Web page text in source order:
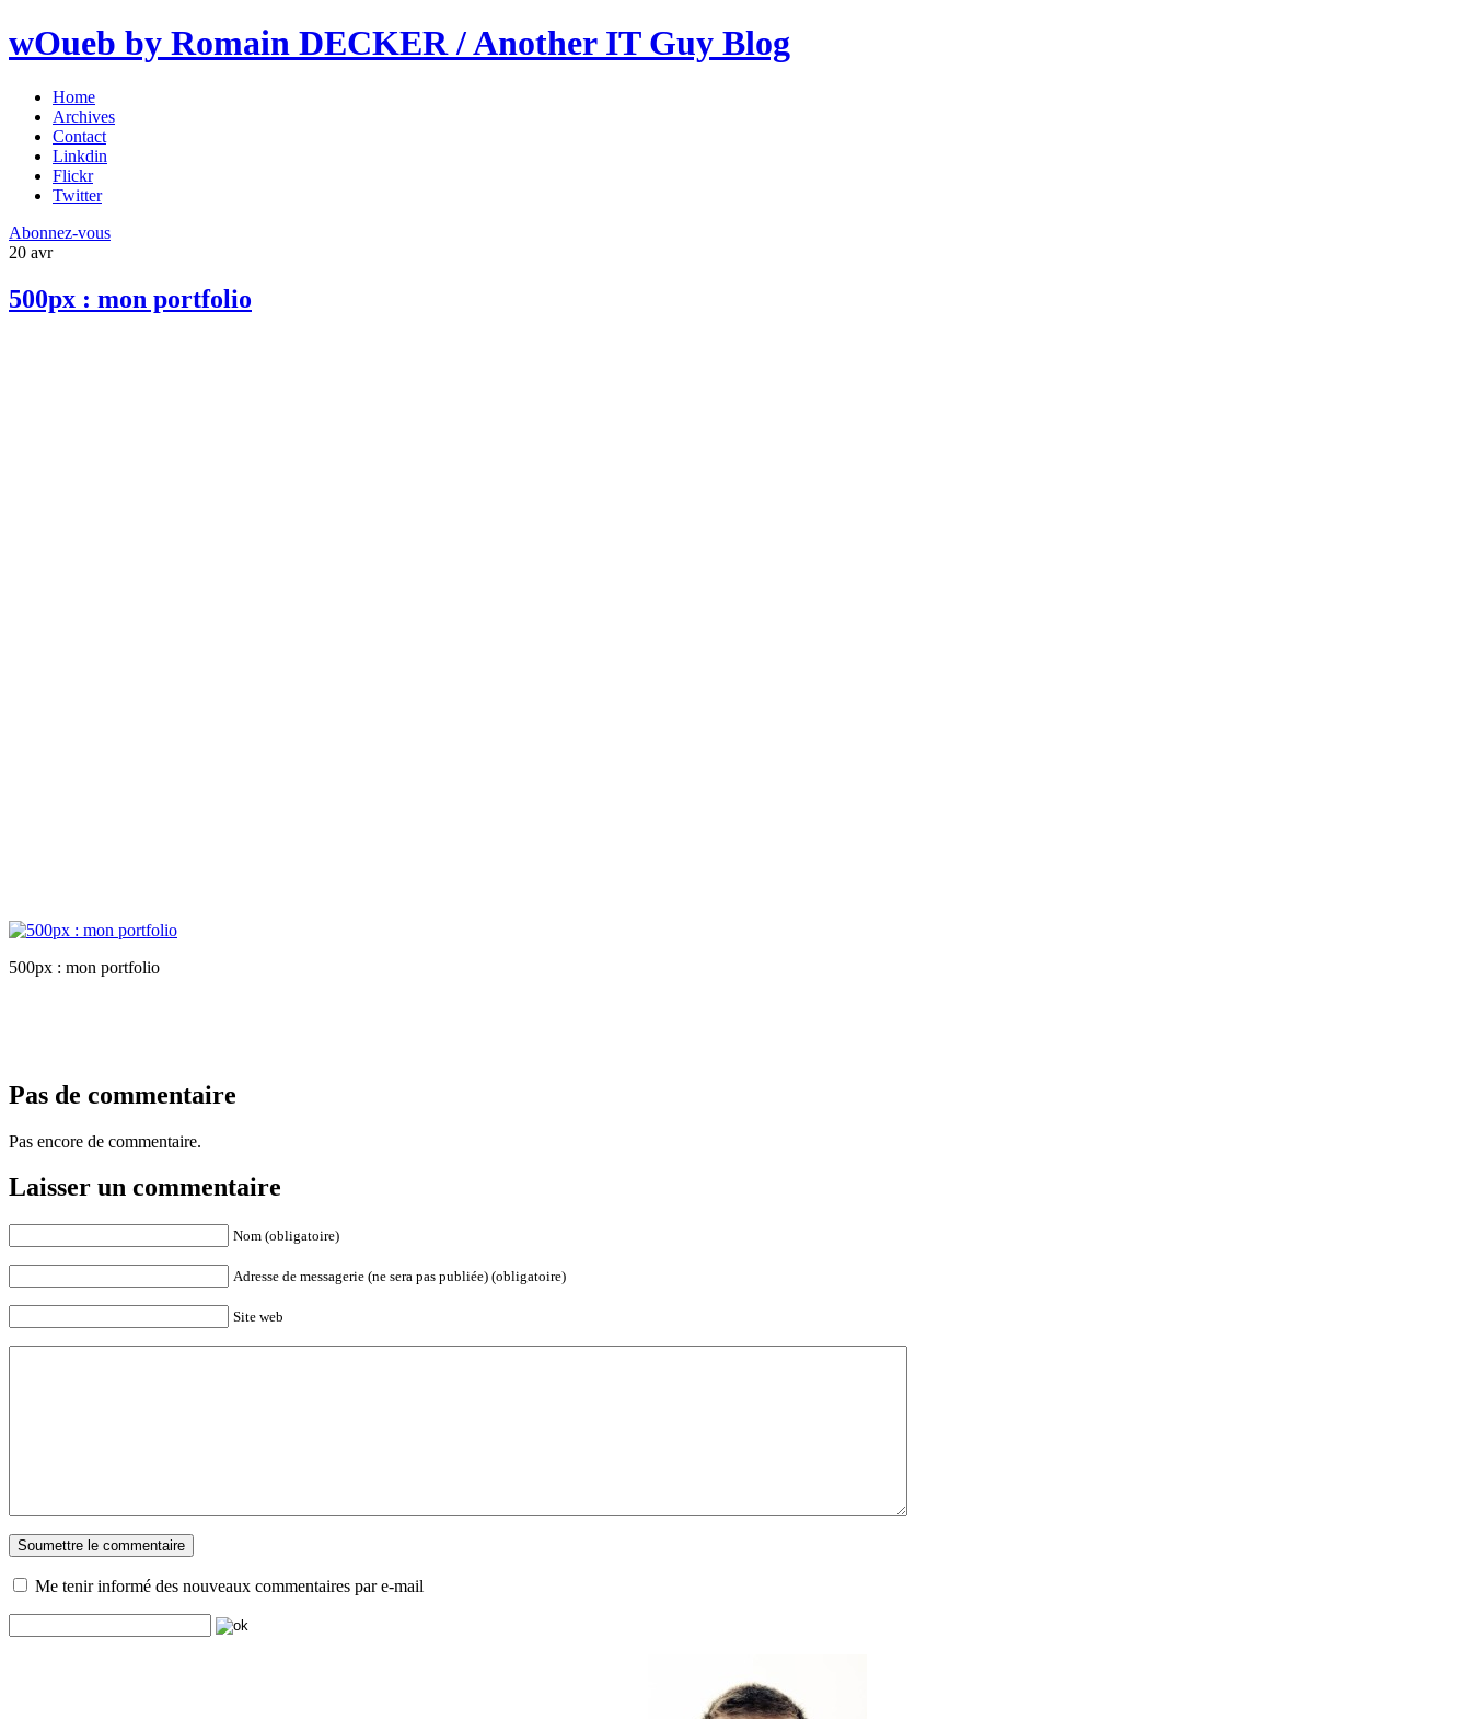
wOueb by Romain DECKER / Another IT Guy Blog
Home
Archives
Contact
Linkdin
Flickr
Twitter
Abonnez-vous
20 avr
500px : mon portfolio
500px : mon portfolio
Pas de commentaire
Pas encore de commentaire.
Laisser un commentaire
Nom (obligatoire)
Adresse de messagerie (ne sera pas publiée) (obligatoire)
Site web
Me tenir informé des nouveaux commentaires par e-mail